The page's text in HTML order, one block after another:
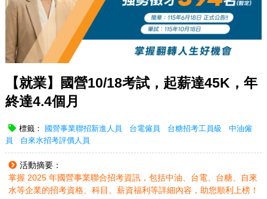
【就業】國營10/18考試，起薪達45K，年
終達4.4個月
標籤： 國營事業聯招新進人員 台電僱員 台糖招考工員級
中油僱
員
自來水招考評價人員
活動摘要：
掌握 2025 年國營事業聯合招考資訊，包括中油、台電、台糖、自來
水等企業的招考資格、科目、薪資福利等詳細內容，助您順利上榜！